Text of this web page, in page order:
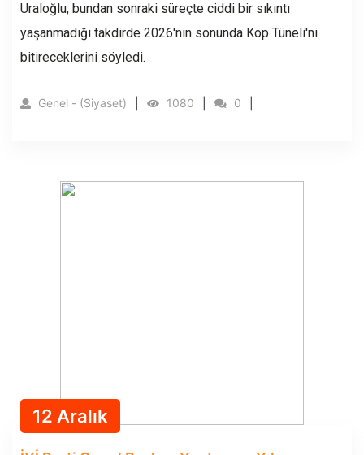
Uraloğlu, bundan sonraki süreçte ciddi bir sıkıntı
yaşanmadığı takdirde 2026'nın sonunda Kop Tüneli'ni
bitireceklerini söyledi.
Genel - (Siyaset) 1080 0
12 Aralık